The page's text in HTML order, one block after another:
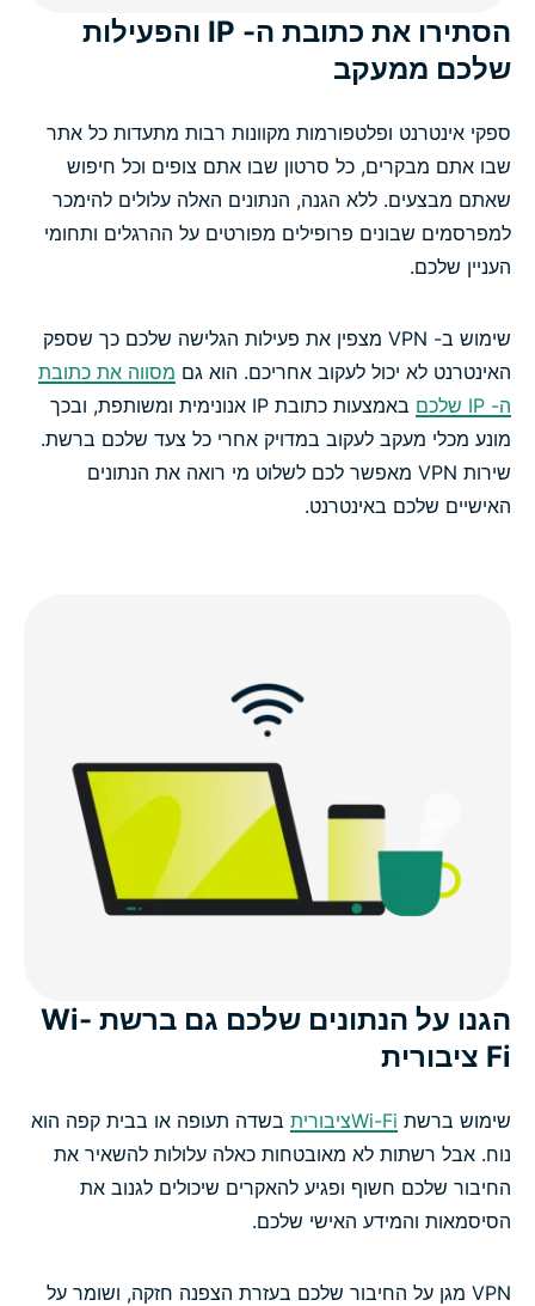
הסתירו את כתובת ה- IP והפעילות
שלכם ממעקב
ספקי אינטרנט ופלטפורמות מקוונות רבות מתעדות כל אתר
שבו אתם מבקרים, כל סרטון שבו אתם צופים וכל חיפוש
שאתם מבצעים. ללא הגנה, הנתונים האלה עלולים להימכר
למפרסמים שבונים פרופילים מפורטים על ההרגלים ותחומי
העניין שלכם.
שימוש ב- VPN מצפין את פעילות הגלישה שלכם כך שספק
האינטרנט לא יכול לעקוב אחריכם. הוא גם מסווה את כתובת
ה- IP שלכם
באמצעות כתובת IP אנונימית ומשותפת, ובכך
מונע מכלי מעקב לעקוב במדויק אחרי כל צעד שלכם ברשת.
שירות VPN מאפשר לכם לשלוט מי רואה את הנתונים
האישיים שלכם באינטרנט.
הגנו על הנתונים שלכם גם ברשת Wi-
Fi ציבורית
שימוש ברשת Wi-Fiציבורית
בשדה תעופה או בבית קפה הוא
נוח. אבל רשתות לא מאובטחות כאלה עלולות להשאיר את
החיבור שלכם חשוף ופגיע להאקרים שיכולים לגנוב את
הסיסמאות והמידע האישי שלכם.
VPN מגן על החיבור שלכם בעזרת הצפנה חזקה, ושומר על